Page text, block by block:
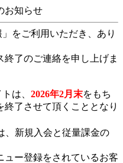
お知らせ
をご利用いただき、あり
了のご連絡を申し上げま
は、 2026年2月末をもち
了させて頂くこととなり
、新規入会と従量課金の
ー登録をされているお客